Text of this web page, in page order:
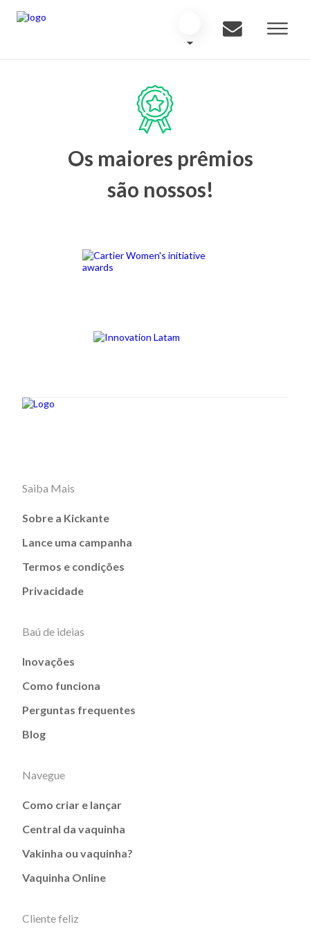
Os maiores prêmios
são nossos!
Saiba Mais
Sobre a Kickante
Lance uma campanha
Termos e condições
Privacidade
Baú de ideias
Inovações
Como funciona
Perguntas frequentes
Blog
Navegue
Como criar e lançar
Central da vaquinha
Vakinha ou vaquinha?
Vaquinha Online
Cliente feliz